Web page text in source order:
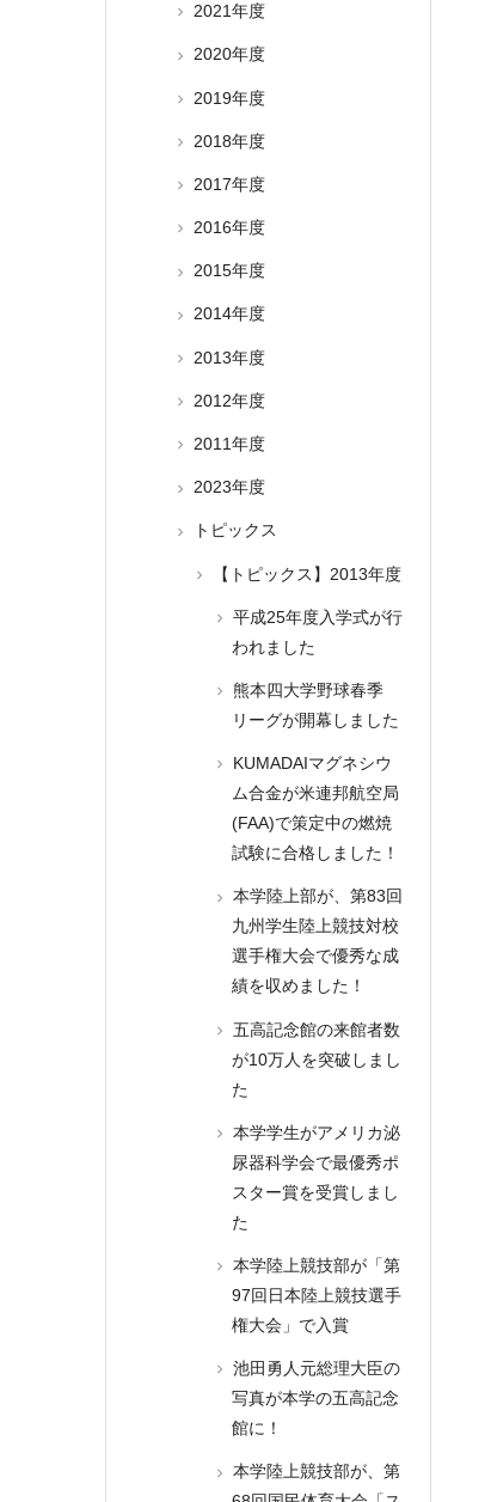
2021年度
2020年度
2019年度
2018年度
2017年度
2016年度
2015年度
2014年度
2013年度
2012年度
2011年度
2023年度
トピックス
【トピックス】2013年度
平成25年度入学式が行
われました
熊本四大学野球春季
リーグが開幕しました
KUMADAIマグネシウ
ム合金が米連邦航空局
(FAA)で策定中の燃焼
試験に合格しました！
本学陸上部が、第83回
九州学生陸上競技対校
選手権大会で優秀な成
績を収めました！
五高記念館の来館者数
が10万人を突破しまし
た
本学学生がアメリカ泌
尿器科学会で最優秀ポ
スター賞を受賞しまし
た
本学陸上競技部が「第
97回日本陸上競技選手
権大会」で入賞
池田勇人元総理大臣の
写真が本学の五高記念
館に！
本学陸上競技部が、第